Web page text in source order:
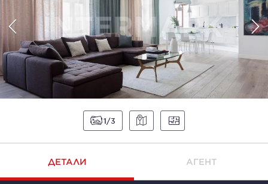
1 3
ДЕТАЛИ АГЕНТ